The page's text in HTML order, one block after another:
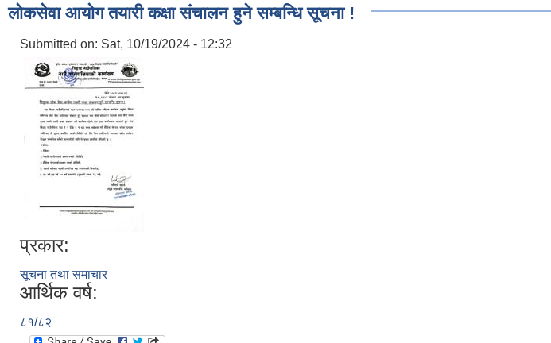
लोकसेवा आयोग तयारी कक्षा संचालन हुने सम्बन्धि सूचना !
Submitted on: Sat, 10/19/2024 - 12:32
प्रकार:
सूचना तथा समाचार
आर्थिक वर्ष:
८१/८२